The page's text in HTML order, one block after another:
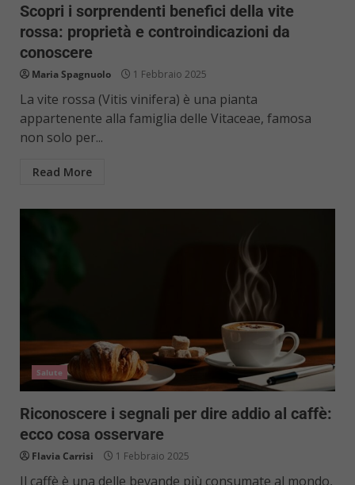
Scopri i sorprendenti benefici della vite
rossa: proprietà e controindicazioni da
conoscere
Maria Spagnuolo 1 Febbraio 2025
La vite rossa (Vitis vinifera) è una pianta
appartenente alla famiglia delle Vitaceae, famosa
non solo per...
Read More
Salute
Riconoscere i segnali per dire addio al caffè:
ecco cosa osservare
Flavia Carrisi 1 Febbraio 2025
Il caffè è una delle bevande più consumate al mondo,